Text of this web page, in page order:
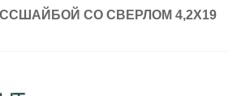
СО СВЕРЛОМ 4,2Х19